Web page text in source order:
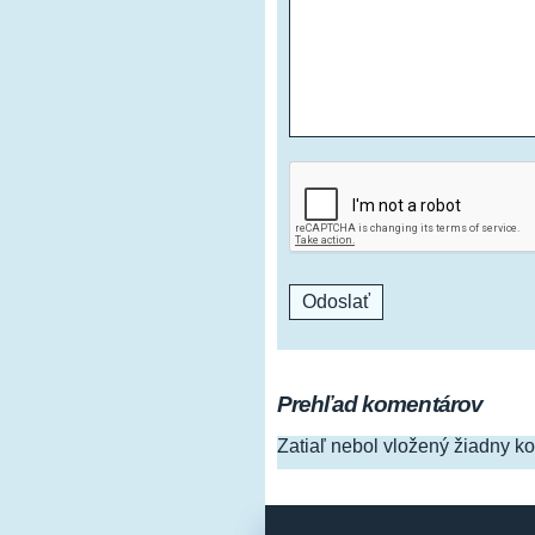
Prehľad komentárov
Zatiaľ nebol vložený žiadny